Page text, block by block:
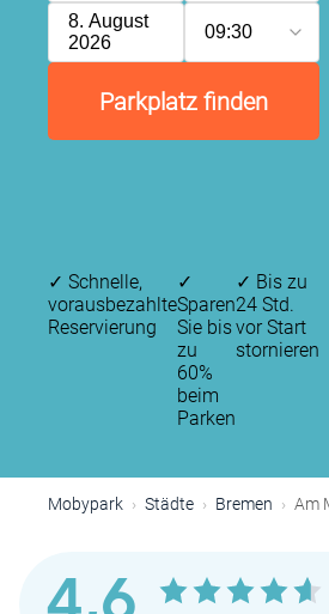
8. August
2026
09:30
Parkplatz finden
✓ Schnelle,
vorausbezahlte
Reservierung
✓
Sparen
Sie bis
zu
60%
beim
Parken
✓ Bis zu
24 Std.
vor Start
stornieren
Mobypark Städte Bremen Am